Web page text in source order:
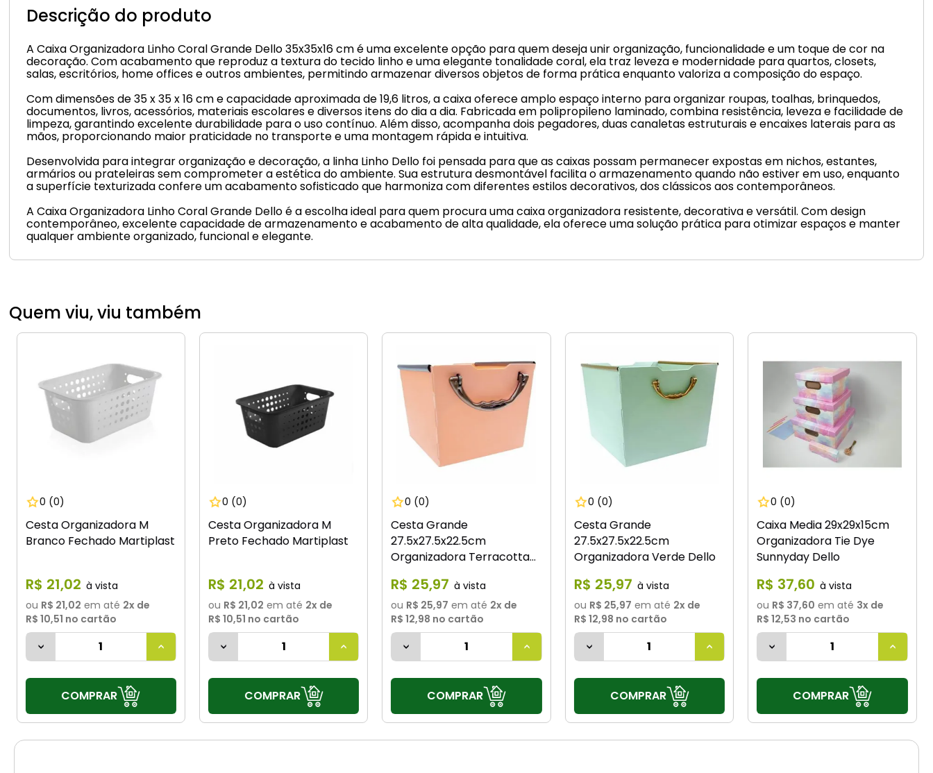
Descrição do produto
A Caixa Organizadora Linho Coral Grande Dello 35x35x16 cm é uma excelente opção para quem deseja unir organização, funcionalidade e um toque de cor na
decoração. Com acabamento que reproduz a textura do tecido linho e uma elegante tonalidade coral, ela traz leveza e modernidade para quartos, closets,
salas, escritórios, home offices e outros ambientes, permitindo armazenar diversos objetos de forma prática enquanto valoriza a composição do espaço.
Com dimensões de 35 x 35 x 16 cm e capacidade aproximada de 19,6 litros, a caixa oferece amplo espaço interno para organizar roupas, toalhas, brinquedos,
documentos, livros, acessórios, materiais escolares e diversos itens do dia a dia. Fabricada em polipropileno laminado, combina resistência, leveza e facilidade de
limpeza, garantindo excelente durabilidade para o uso contínuo. Além disso, acompanha dois pegadores, duas canaletas estruturais e encaixes laterais para as
mãos, proporcionando maior praticidade no transporte e uma montagem rápida e intuitiva.
Desenvolvida para integrar organização e decoração, a linha Linho Dello foi pensada para que as caixas possam permanecer expostas em nichos, estantes,
armários ou prateleiras sem comprometer a estética do ambiente. Sua estrutura desmontável facilita o armazenamento quando não estiver em uso, enquanto
a superfície texturizada confere um acabamento sofisticado que harmoniza com diferentes estilos decorativos, dos clássicos aos contemporâneos.
A Caixa Organizadora Linho Coral Grande Dello é a escolha ideal para quem procura uma caixa organizadora resistente, decorativa e versátil. Com design
contemporâneo, excelente capacidade de armazenamento e acabamento de alta qualidade, ela oferece uma solução prática para otimizar espaços e manter
qualquer ambiente organizado, funcional e elegante.
Quem viu, viu também
0 (0)
Cesta Organizadora M
Branco Fechado Martiplast
R$ 21,02
ou R$ 21,02 em até 2x de
R$ 10,51 no cartão
COMPRAR
0 (0)
Cesta Organizadora M
Preto Fechado Martiplast
R$ 21,02
ou R$ 21,02 em até 2x de
R$ 10,51 no cartão
COMPRAR
0 (0)
Cesta Grande
27.5x27.5x22.5cm
Organizadora Terracotta
R$ 25,97
ou R$ 25,97 em até 2x de
R$ 12,98 no cartão
COMPRAR
0 (0)
Cesta Grande
27.5x27.5x22.5cm
Organizadora Verde Dello
R$ 25,97
ou R$ 25,97 em até 2x de
R$ 12,98 no cartão
COMPRAR
0 (0)
Caixa Media 29x29x15cm
Organizadora Tie Dye
Sunnyday Dello
R$ 37,60
ou R$ 37,60 em até 3x de
R$ 12,53 no cartão
COMPRAR